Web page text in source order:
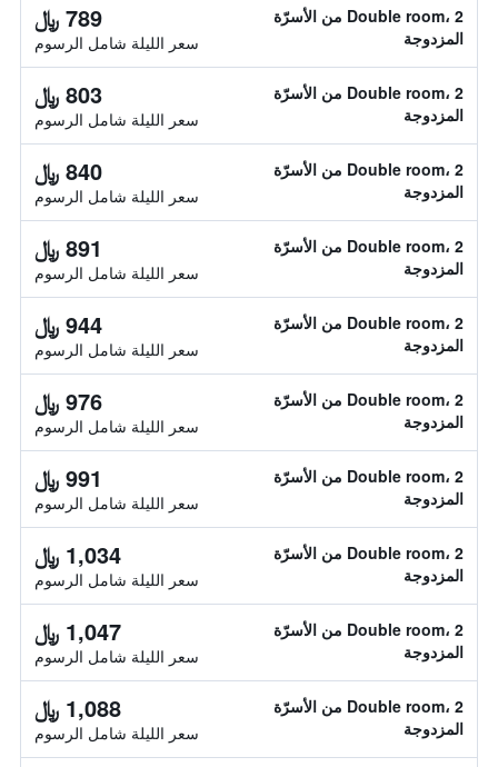
Double room، 2 من الأسرّة
المزدوجة
789 ﷼
سعر الليلة شامل الرسوم
Double room، 2 من الأسرّة
المزدوجة
803 ﷼
سعر الليلة شامل الرسوم
Double room، 2 من الأسرّة
المزدوجة
840 ﷼
سعر الليلة شامل الرسوم
Double room، 2 من الأسرّة
المزدوجة
891 ﷼
سعر الليلة شامل الرسوم
Double room، 2 من الأسرّة
المزدوجة
944 ﷼
سعر الليلة شامل الرسوم
Double room، 2 من الأسرّة
المزدوجة
976 ﷼
سعر الليلة شامل الرسوم
Double room، 2 من الأسرّة
المزدوجة
991 ﷼
سعر الليلة شامل الرسوم
Double room، 2 من الأسرّة
المزدوجة
1,034 ﷼
سعر الليلة شامل الرسوم
Double room، 2 من الأسرّة
المزدوجة
1,047 ﷼
سعر الليلة شامل الرسوم
Double room، 2 من الأسرّة
المزدوجة
1,088 ﷼
سعر الليلة شامل الرسوم